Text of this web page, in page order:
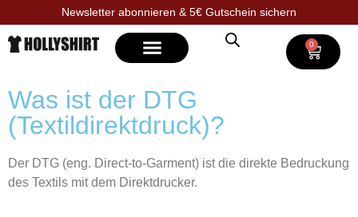
Newsletter abonnieren & 5€ Gutschein sichern
0
Was ist der DTG
(Textildirektdruck)?
Der DTG (eng. Direct-to-Garment) ist die direkte Bedruckung
des Textils mit dem Direktdrucker.